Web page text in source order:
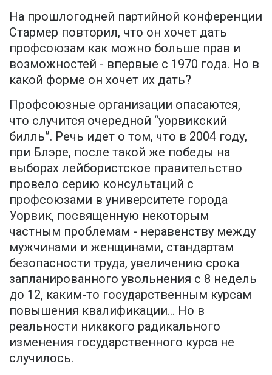
На прошлогодней партийной конференции
Стармер повторил, что он хочет дать
профсоюзам как можно больше прав и
возможностей - впервые с 1970 года. Но в
какой форме он хочет их дать?
Профсоюзные организации опасаются,
что случится очередной “уорвикский
билль”. Речь идет о том, что в 2004 году,
при Блэре, после такой же победы на
выборах лейбористское правительство
провело серию консультаций с
профсоюзами в университете города
Уорвик, посвященную некоторым
частным проблемам - неравенству между
мужчинами и женщинами, стандартам
безопасности труда, увеличению срока
запланированного увольнения с 8 недель
до 12, каким-то государственным курсам
повышения квалификации… Но в
реальности никакого радикального
изменения государственного курса не
случилось.